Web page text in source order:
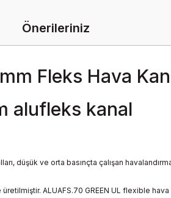
Önerileriniz
Fleks Hava
düşük ve orta basınçta çalışan
ALUAFS.70 GREEN UL flexible